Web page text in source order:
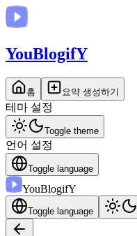
YouBlogifY
홈 요약 생성하기
테마 설정
Toggle theme
언어 설정
Toggle language
YouBlogifY
Toggle language